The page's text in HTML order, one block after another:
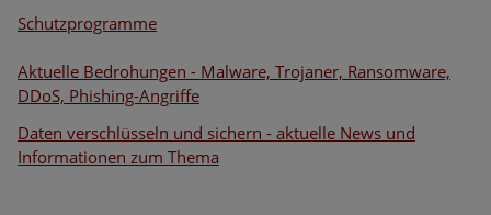
Schutzprogramme
Aktuelle Bedrohungen - Malware, Trojaner, Ransomware,
DDoS, Phishing-Angriffe
Daten verschlüsseln und sichern - aktuelle News und
Informationen zum Thema